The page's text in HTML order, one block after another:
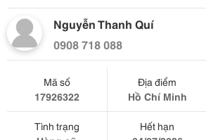
Nguyễn Thanh Quí
0908 718 088
Mã số
17926322
Địa điểm
Hồ Chí Minh
Tình trạng
Hết hạn